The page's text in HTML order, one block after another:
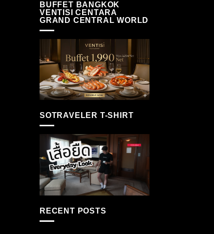
BUFFET BANGKOK
VENTISI CENTARA
GRAND CENTRAL WORLD
SOTRAVELER T-SHIRT
RECENT POSTS